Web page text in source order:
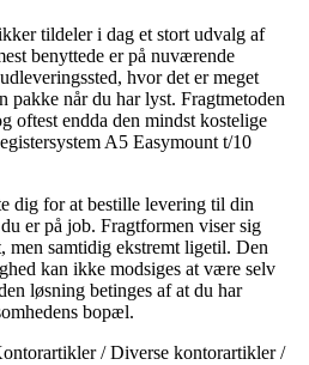
tildeler i dag et stort udvalg af
benyttede er på nuværende
hvor det er meget
pakke når du har lyst. Fragtmetoden
endda den mindst kostelige
A5 Easymount t/10
dig for at bestille levering til din
er på job. Fragtformen viser sig
men samtidig ekstremt ligetil. Den
kan ikke modsiges at være selv
løsning betinges af at du har
bopæl.
/ Diverse kontorartikler /